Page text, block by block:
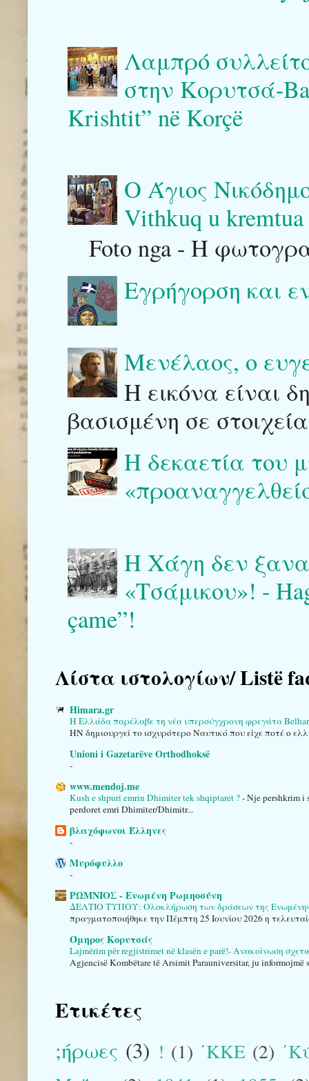
Λαμπρό
στην Κορυτσά-
Krishtit” në Korçë
Ο Άγιος
Vithkuq u
Foto nga - Η
Εγρήγορση και
Μενέλαος, ο
Η εικόνα είναι
βασισμένη σε
Η δεκαετία του
Η Χάγη δεν
«Τσάμικου»! -
çame”!
Λίστα ιστολογίων/ Listë
Himara.gr
Η Ελλάδα παρέλαβε τη νέα υπερσύγχρονη φρεγάτα
HN δημιουργεί το ισχυρότερο Ναυτικό που είχε ποτέ ο
Unioni i Gazetarëve Orthodhoksë
-
www.mendoj.me
Kush e shpuri emrin Dhimiter tek shqiptaret ?-Nje pershkrim i
perdoret emri Dhimiter/Dhimitr...
βλαχόφωνοι Έλληνες
-
Μυρόφυλλο
-
ΡΩΜΝΙΟΣ - Ενωμένη Ρωμηοσύνη
ΔΕΛΤΙΟ ΤΥΠΟΥ: Ολοκλήρωση των δράσεων της Ενωμένης
πραγματοποιήθηκε την Πέμπτη 25 Ιουνίου 2026 η
Όμηρος Κορυτσάς
Lajmërim për regjistrimet në klasën e parë!- Ανακοίνωση
Agjencisë Kombëtare të Arsimit Parauniversitar, ju informojmë
Ετικέτες
;ήρωες (3) ! (1) ΄ΚΚΕ (2)